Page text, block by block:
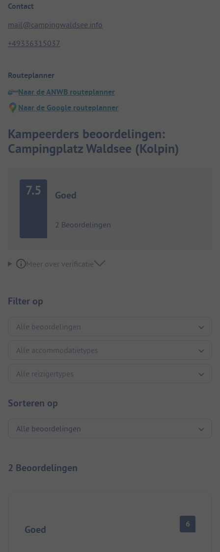
Contact
mail@campingwaldsee.info
+49336315037
Routeplanner
Naar de ANWB routeplanner
Naar de Google routeplanner
Kampeerders beoordelingen:
Campingplatz Waldsee (Kolpin)
7.5 Goed
2 Beoordelingen
Meer over verificatie
Filter op
Sorteren op
2 Beoordelingen
Goed 6